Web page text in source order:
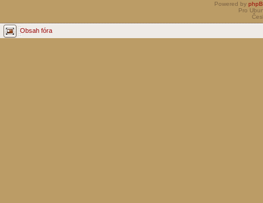
Powered by
Pro
Obsah fóra